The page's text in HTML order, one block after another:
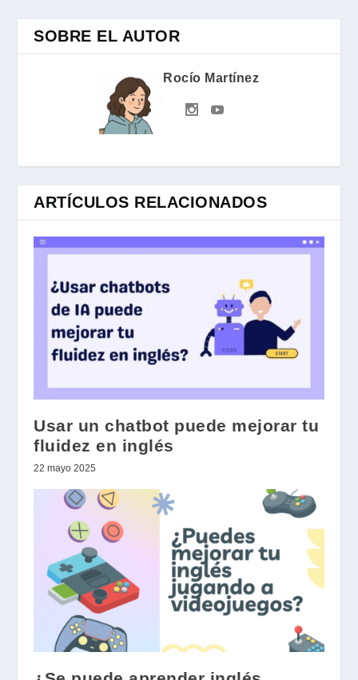
SOBRE EL AUTOR
Rocío Martínez
ARTÍCULOS RELACIONADOS
Usar un chatbot puede mejorar tu
fluidez en inglés
22 mayo 2025